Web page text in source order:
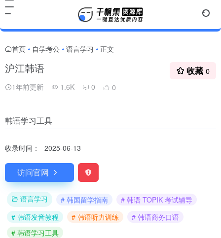
首页 • 自学考公 • 语言学习 • 正文
沪江韩语
1年前更新 1.6K 0 0
收藏 0
韩语学习工具
收录时间： 2025-06-13
访问官网
语言学习 # 韩国留学指南
# 韩语 TOPIK 考试辅导
# 韩语发音教程
# 韩语听力训练
# 韩语商务口语
# 韩语学习工具